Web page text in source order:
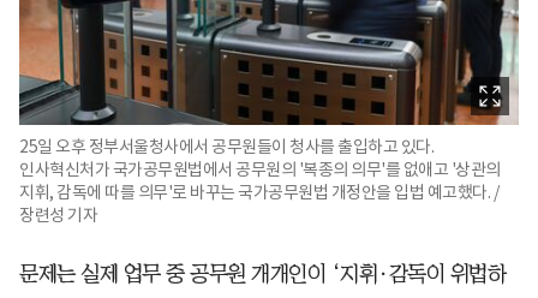
25일 오후 정부서울청사에서 공무원들이 청사를 출입하고 있다.
인사혁신처가 국가공무원법에서 공무원의 '복종의 의무'를 없애고 '상관의
지휘, 감독에 따를 의무'로 바꾸는 국가공무원법 개정안을 입법 예고했다. /
장련성 기자
문제는 실제 업무 중 공무원 개개인이 ‘지휘·감독이 위법하